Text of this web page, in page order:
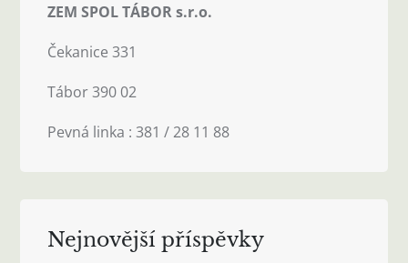
ZEM SPOL TÁBOR s.r.o.
Čekanice 331
Tábor 390 02
Pevná linka : 381 / 28 11 88
Nejnovější příspěvky